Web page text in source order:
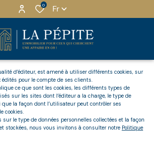
0 Fr
d’éditeur, est amené à utiliser différents cookies, sur
édités pour le compte de ses clients.
ce que sont les cookies, les différents types de
sur les sites dont l’éditeur a la charge, le type de
que la façon dont l’utilisateur peut contrôler ses
cookies.
le type de données personnelles collectées et la façon
stockées, nous vous invitons à consulter notre Politique